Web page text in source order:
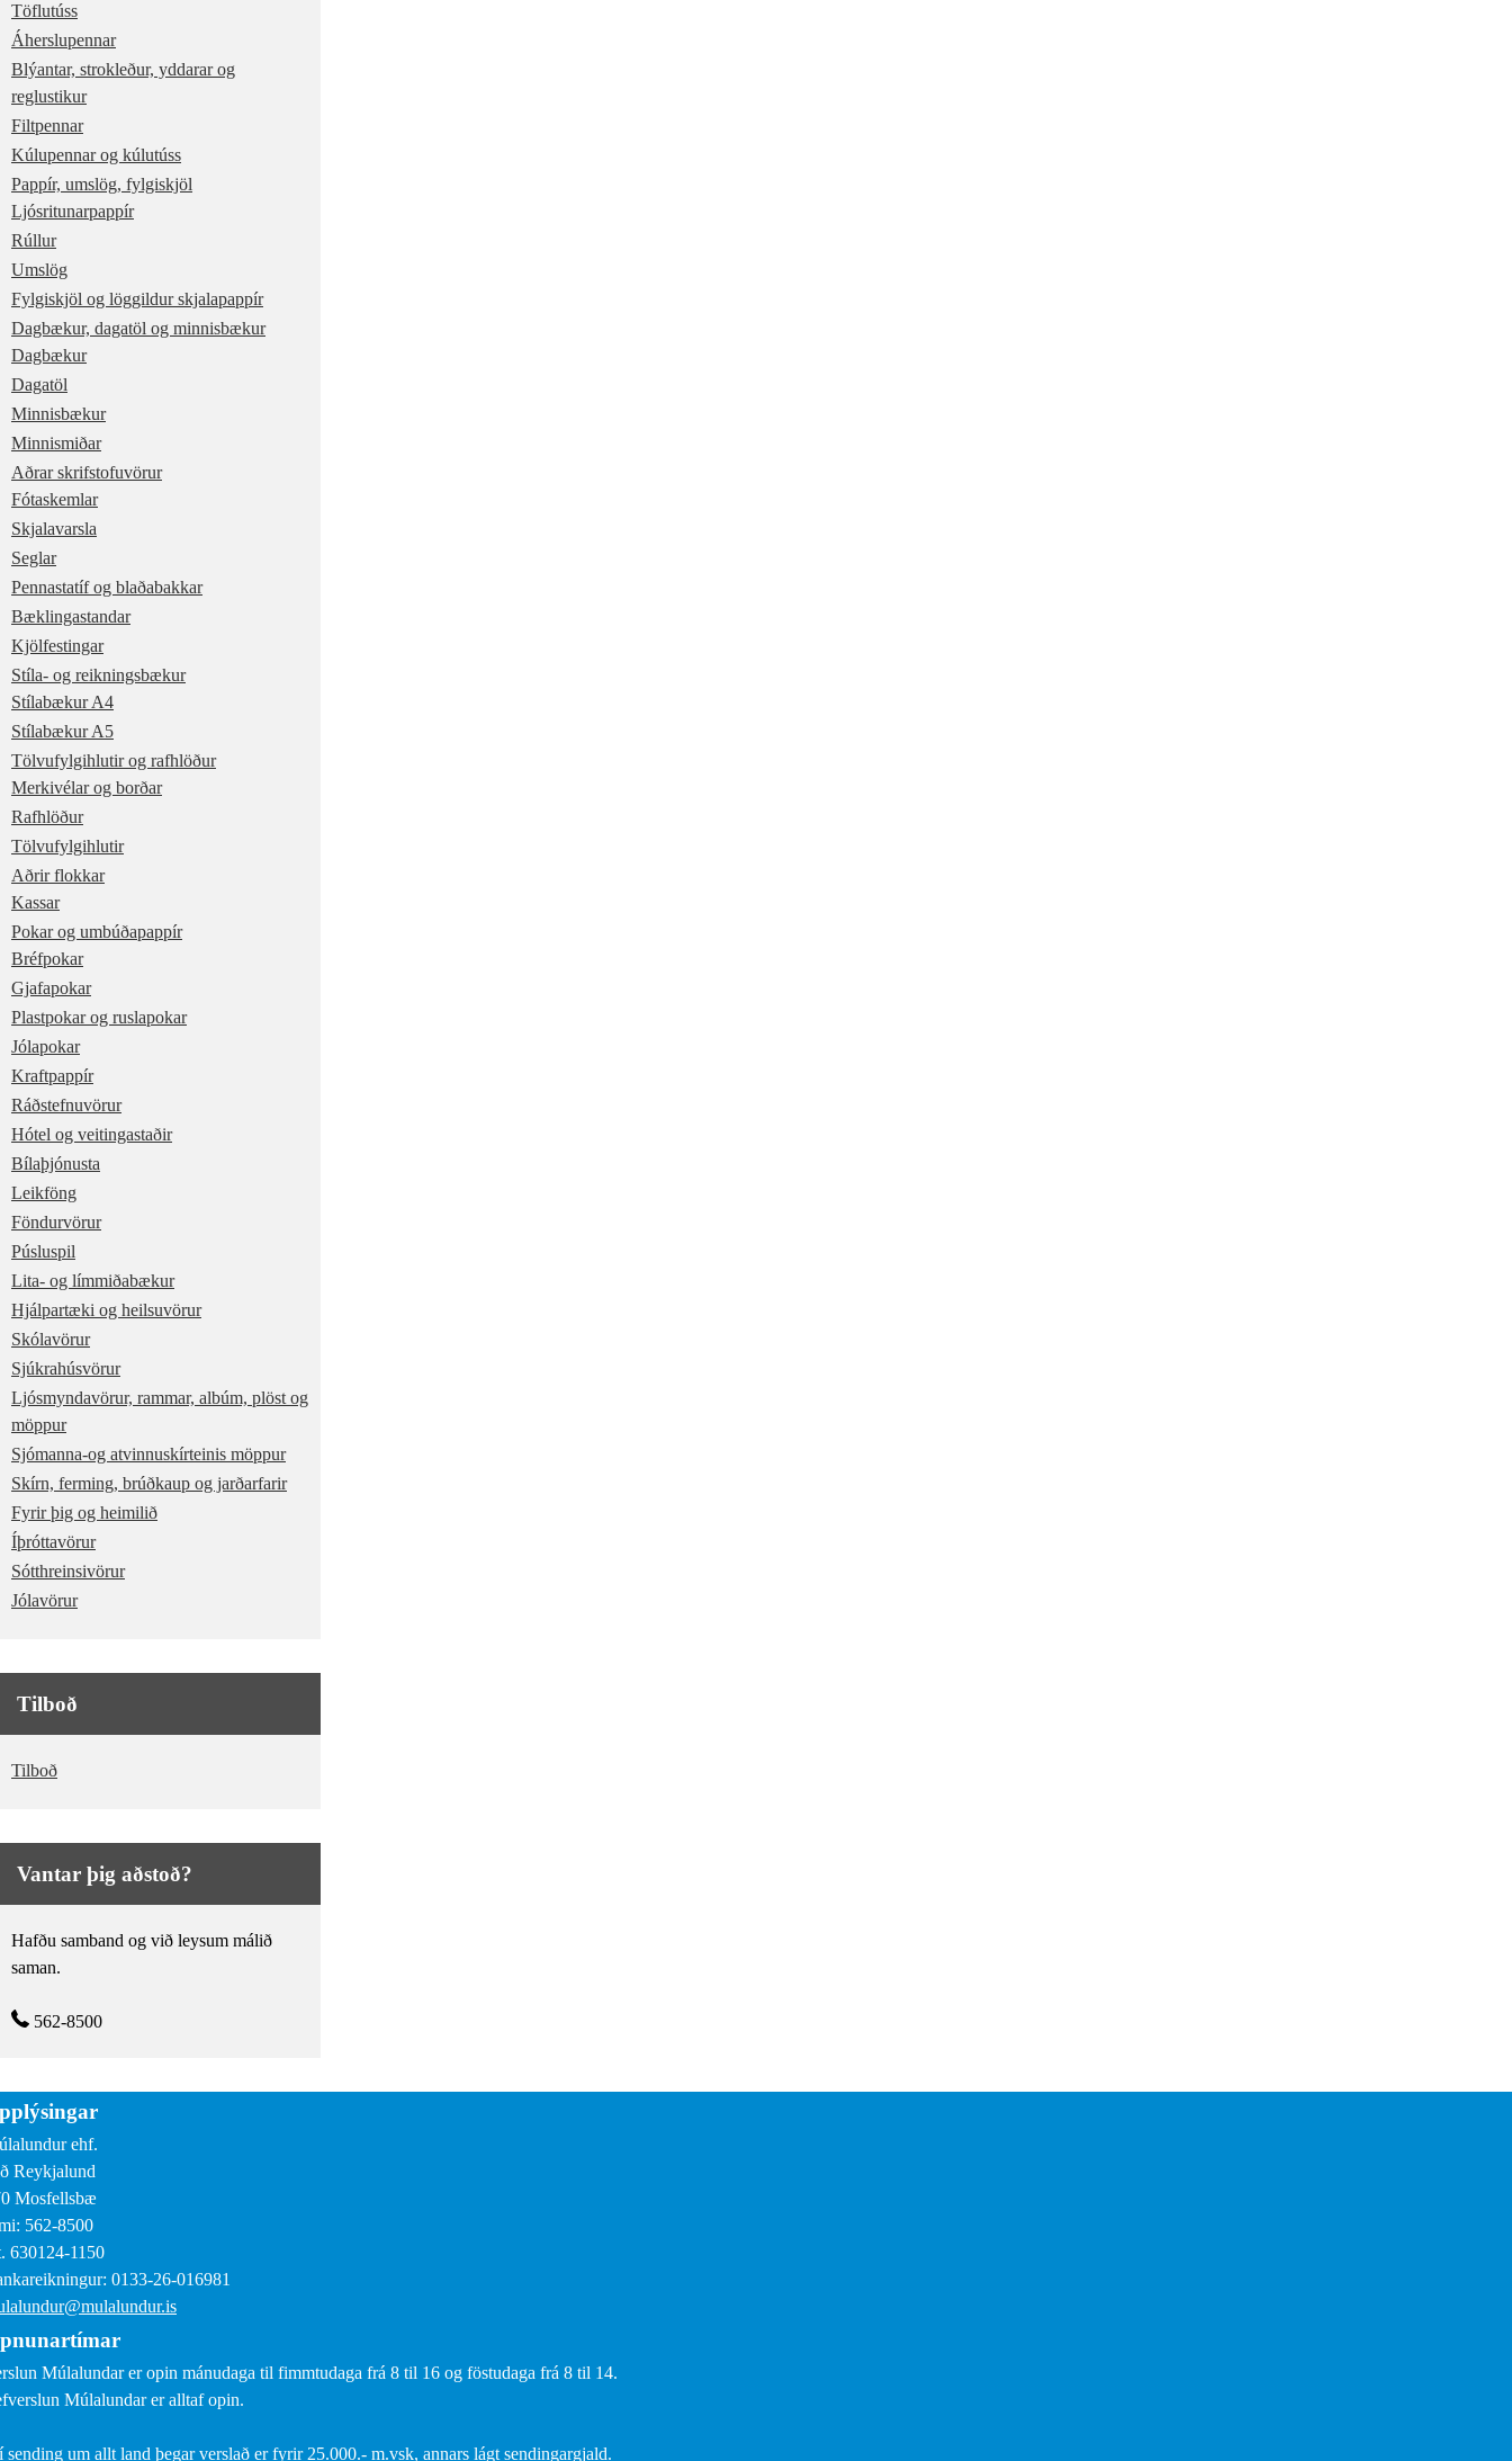
Töflutúss
Áherslupennar
Blýantar, strokleður, yddarar og
reglustikur
Filtpennar
Kúlupennar og kúlutúss
Pappír, umslög, fylgiskjöl
Ljósritunarpappír
Rúllur
Umslög
Fylgiskjöl og löggildur skjalapappír
Dagbækur, dagatöl og minnisbækur
Dagbækur
Dagatöl
Minnisbækur
Minnismiðar
Aðrar skrifstofuvörur
Fótaskemlar
Skjalavarsla
Seglar
Pennastatíf og blaðabakkar
Bæklingastandar
Kjölfestingar
Stíla- og reikningsbækur
Stílabækur A4
Stílabækur A5
Tölvufylgihlutir og rafhlöður
Merkivélar og borðar
Rafhlöður
Tölvufylgihlutir
Aðrir flokkar
Kassar
Pokar og umbúðapappír
Bréfpokar
Gjafapokar
Plastpokar og ruslapokar
Jólapokar
Kraftpappír
Ráðstefnuvörur
Hótel og veitingastaðir
Bílaþjónusta
Leikföng
Föndurvörur
Púsluspil
Lita- og límmiðabækur
Hjálpartæki og heilsuvörur
Skólavörur
Sjúkrahúsvörur
Ljósmyndavörur, rammar, albúm, plöst og
möppur
Sjómanna-og atvinnuskírteinis möppur
Skírn, ferming, brúðkaup og jarðarfarir
Fyrir þig og heimilið
Íþróttavörur
Sótthreinsivörur
Jólavörur
Tilboð
Tilboð
Vantar þig aðstoð?
Hafðu samband og við leysum málið
saman.
562-8500
ehf.
Reykjalund
Mosfellsbæ
562-8500
630124-1150
0133-26-016981
Múlalundar er opin mánudaga til fimmtudaga frá 8 til 16 og föstudaga frá 8 til 14.
Múlalundar er alltaf opin.
sending um allt land þegar verslað er fyrir 25.000.- m.vsk, annars lágt sendingargjald.